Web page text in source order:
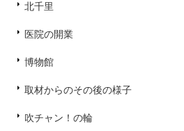
北千里
医院の開業
博物館
取材からのその後の様子
吹チャン！の輪